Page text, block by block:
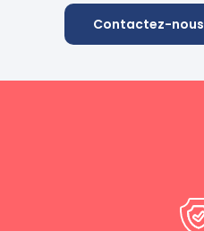
Contactez-nous